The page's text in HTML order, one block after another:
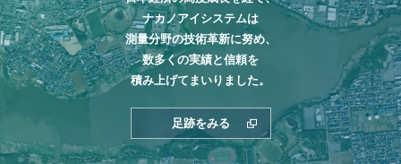
ナカノアイシステムは
測量分野の技術革新に努め、
数多くの実績と信頼を
積み上げてまいりました。
足跡をみる